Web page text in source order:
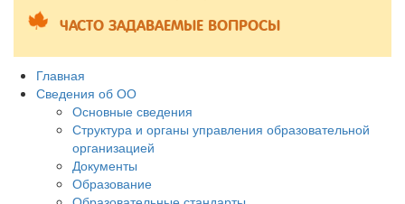
ЧАСТО ЗАДАВАЕМЫЕ ВОПРОСЫ
Главная
Сведения об ОО
Основные сведения
Структура и органы управления образовательной
организацией
Документы
Образование